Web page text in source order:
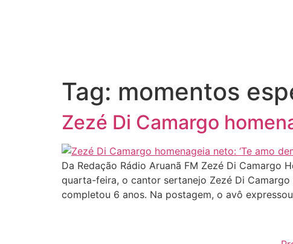
Tag: momentos
Zezé Di Camargo
Da Redação Rádio Aruanã FM Zezé Di Camargo
quarta-feira, o cantor sertanejo Zezé Di
completou 6 anos. Na postagem, o avô